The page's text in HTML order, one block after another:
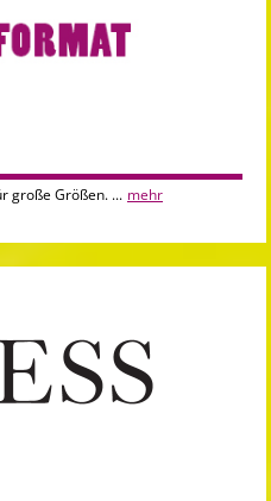
große Größen. ... mehr